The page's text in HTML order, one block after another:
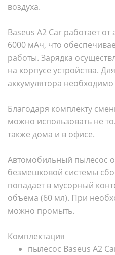
воздуха.
Baseus A2 Car работает
6000 мАч, что
работы. Зарядка
на корпусе устройства.
аккумулятора необходимо
Благодаря комплекту
можно использовать не
также дома и в офисе.
Автомобильный пылесос
безмешковой системы
попадает в мусорный
объема (60 мл). При
можно промыть.
Комплектация
пылесос Baseus A2